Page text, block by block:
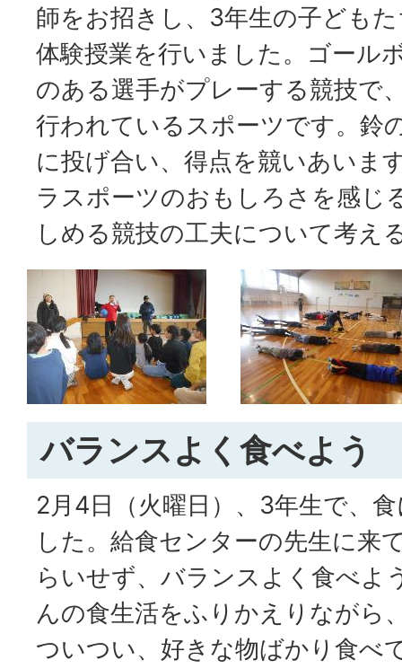
師をお招きし、3年生の子ども
体験授業を行いました。ゴール
のある選手がプレーする競技で
行われているスポーツです。鈴
に投げ合い、得点を競いあいま
ラスポーツのおもしろさを感じ
しめる競技の工夫について考え
バランスよく食べよう
2月4日（火曜日）、3年生で、
した。給食センターの先生に来
らいせず、バランスよく食べよ
んの食生活をふりかえりながら
ついつい、好きな物ばかり食べ